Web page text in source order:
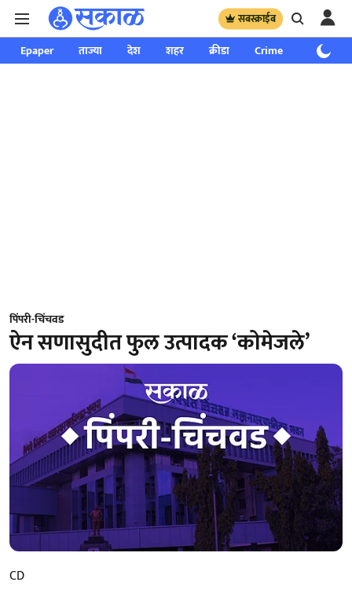
सबस्क्राईब
Epaper ताज्या देश शहर क्रीडा Crime साप्ताहिक
पिंपरी-चिंचवड
ऐन सणासुदीत फुल उत्पादक ‘कोमेजले’
CD